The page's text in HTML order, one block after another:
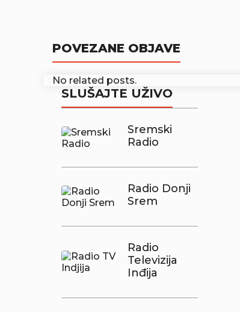
POVEZANE OBJAVE
No related posts.
SLUŠAJTE UŽIVO
Sremski
Radio
Radio Donji
Srem
Radio
Televizija
Inđija